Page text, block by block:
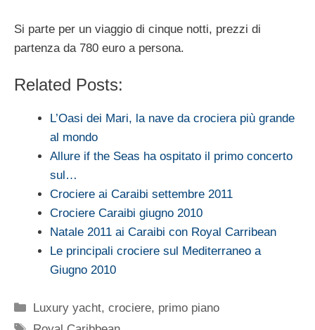
Si parte per un viaggio di cinque notti, prezzi di
partenza da 780 euro a persona.
Related Posts:
L’Oasi dei Mari, la nave da crociera più grande
al mondo
Allure if the Seas ha ospitato il primo concerto
sul…
Crociere ai Caraibi settembre 2011
Crociere Caraibi giugno 2010
Natale 2011 ai Caraibi con Royal Carribean
Le principali crociere sul Mediterraneo a
Giugno 2010
Categorie
Luxury yacht, crociere, primo piano
Tag